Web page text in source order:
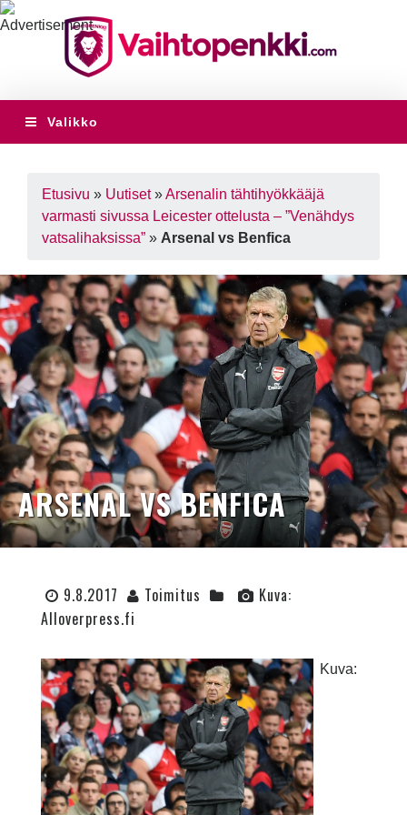
Valikko
Etusivu » Uutiset»Arsenalin tähtihyökkääjä
varmasti sivussa Leicester ottelusta – ”Venähdys
vatsalihaksissa” » Arsenal vs Benfica
ARSENAL VS BENFICA
9.8.2017 Toimitus
Kuva:
Alloverpress.fi
Kuva: